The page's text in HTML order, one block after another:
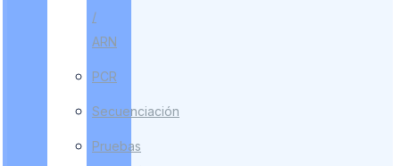
/
ARN
PCR
Secuenciación
Pruebas